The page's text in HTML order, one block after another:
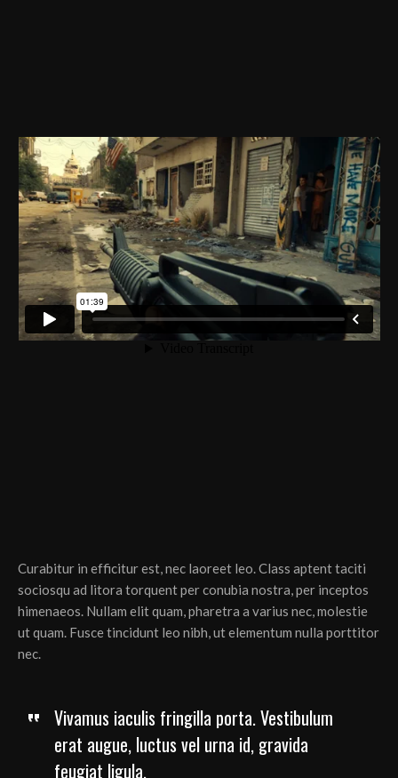
Curabitur in efficitur est, nec laoreet leo. Class aptent taciti
sociosqu ad litora torquent per conubia nostra, per inceptos
himenaeos. Nullam elit quam, pharetra a varius nec, molestie
ut quam. Fusce tincidunt leo nibh, ut elementum nulla porttitor
nec.
Vivamus iaculis fringilla porta. Vestibulum
erat augue, luctus vel urna id, gravida
feugiat ligula.